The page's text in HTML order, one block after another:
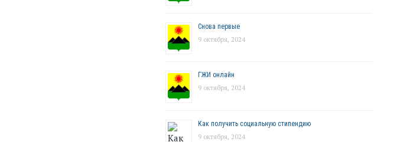
Снова первые
9 октября, 2024
ГЖИ онлайн
9 октября, 2024
Как получить социальную стипендию
9 октября, 2024